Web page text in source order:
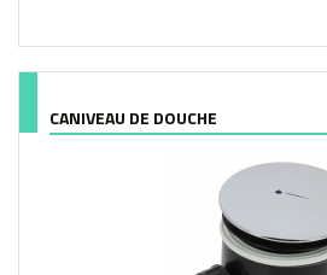
CANIVEAU DE DOUCHE